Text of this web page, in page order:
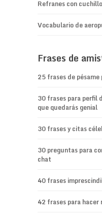
Refranes con
Vocabulario de
Frases de
25 frases de
30 frases para perfil
que quedarás genial
30 frases y citas
30 preguntas para
chat
40 frases
42 frases para